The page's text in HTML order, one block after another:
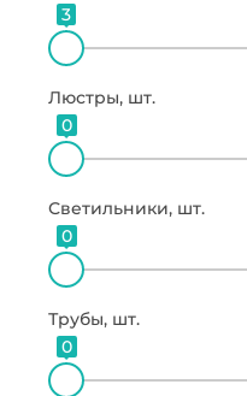
3
Люстры, шт.
0
Светильники, шт.
0
Трубы, шт.
0